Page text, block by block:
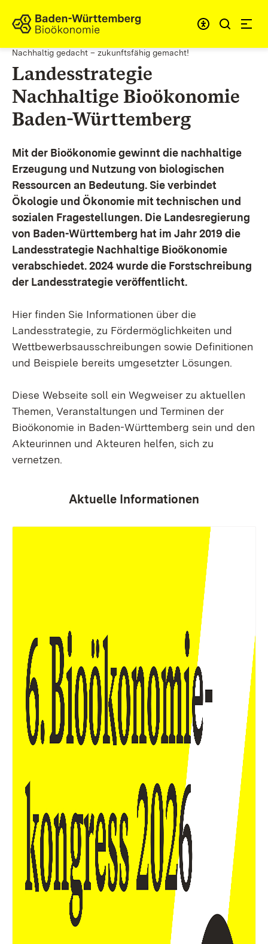
Zum Inhalt springen
Link zur Startseite
Nachhaltig gedacht – zukunftsfähig gemacht!
Landesstrategie
Nachhaltige Bioökonomie
Baden-Württemberg
Mit der Bioökonomie gewinnt die nachhaltige
Erzeugung und Nutzung von biologischen
Ressourcen an Bedeutung. Sie verbindet
Ökologie und Ökonomie mit technischen und
sozialen Fragestellungen. Die Landesregierung
von Baden-Württemberg hat im Jahr 2019 die
Landesstrategie Nachhaltige Bioökonomie
verabschiedet. 2024 wurde die Forstschreibung
der Landesstrategie veröffentlicht.
Hier finden Sie Informationen über die
Landesstrategie, zu Fördermöglichkeiten und
Wettbewerbsausschreibungen sowie Definitionen
und Beispiele bereits umgesetzter Lösungen.
Diese Webseite soll ein Wegweiser zu aktuellen
Themen, Veranstaltungen und Terminen der
Bioökonomie in Baden-Württemberg sein und den
Akteurinnen und Akteuren helfen, sich zu
vernetzen.
Aktuelle Informationen